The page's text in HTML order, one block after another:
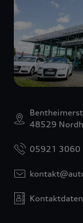
48529
05921 3060